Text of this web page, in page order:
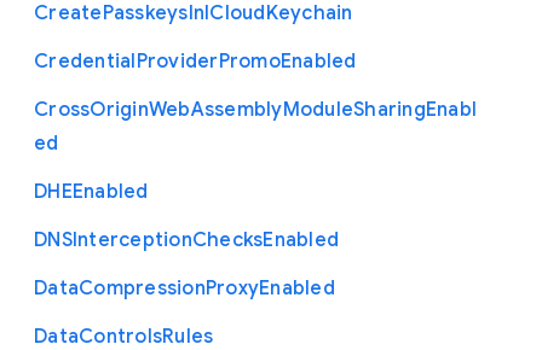
CreatePasskeysInICloudKeychain
CredentialProviderPromoEnabled
CrossOriginWebAssemblyModuleSharingEnabl
ed
DHEEnabled
DNSInterceptionChecksEnabled
DataCompressionProxyEnabled
DataControlsRules